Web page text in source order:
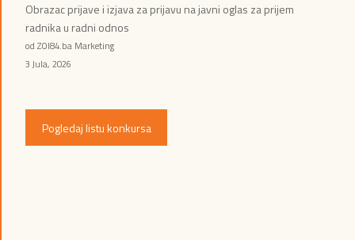
Obrazac prijave i izjava za prijavu na javni oglas za prijem
radnika u radni odnos
od ZOI84.ba Marketing
3 Jula, 2026
Pogledaj listu konkursa